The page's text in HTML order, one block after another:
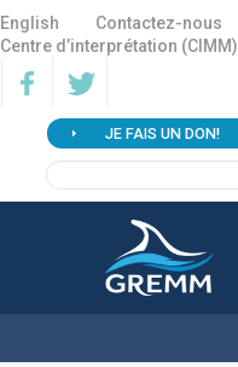
English
Contactez-nous
Centre d’interprétation (CIMM)
JE FAIS UN DON!